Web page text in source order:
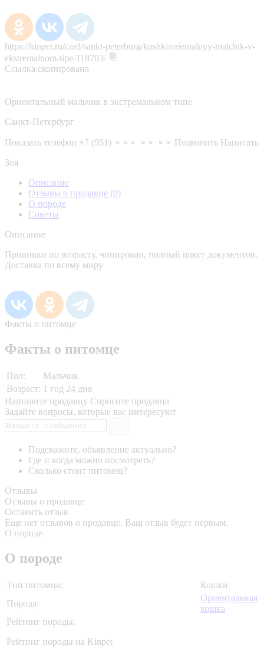
https://kinpet.ru/card/sankt-peterburg/koshki/orientalnyy-malchik-v-
ekstremalnom-tipe-118703/
Ссылка скопирована
Ориентальный мальчик в экстремальном типе
Санкт-Петербург
Показать телефон +7 (951) ⚬⚬⚬ ⚬⚬ ⚬⚬ Позвонить Написать
Зоя
Описание
Отзывы о продавце (0)
О породе
Советы
Описание
Прививки по возрасту, чипирован, полный пакет документов.
Доставка по всему миру
Факты о питомце
Факты о питомце
Пол:
Мальчик
Возраст: 1 год 24 дня
Напишите продавцу Спросите продавца
Задайте вопросы, которые вас интересуют
Подскажите, объявление актуально?
Где и когда можно посмотреть?
Сколько стоит питомец?
Отзывы
Отзывы о продавце
Оставить отзыв
Еще нет отзывов о продавце. Ваш отзыв будет первым.
О породе
О породе
Тип питомца:
Кошки
Порода:
Ориентальная
кошка
Рейтинг породы:
Рейтинг породы на Kinpet